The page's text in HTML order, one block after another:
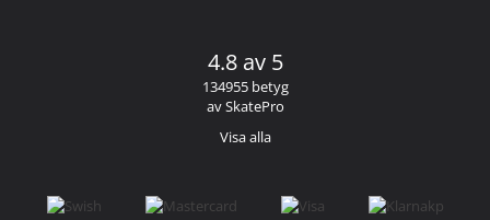
4.8 av 5
134955 betyg
av SkatePro
Visa alla